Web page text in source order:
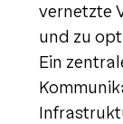
vernetzte
und zu
Ein